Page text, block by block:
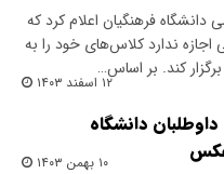
دانشگاه فرهنگیان اعلام کرد که
ندارد کلاس‌های خود را به
کند. بر اساس…
۱۲ اسفند ۱۴۰۳
دانشگاه
۱۰ بهمن ۱۴۰۳